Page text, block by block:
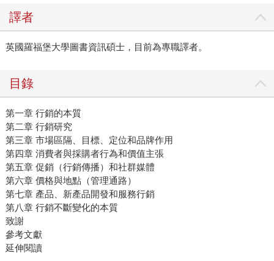
譯者
英國羅福堡大學圖書資訊碩士，目前為專職譯者。
目錄
第一章 行銷的本質
第二章 行銷研究
第三章 市場區隔、目標、定位和品牌作用
第四章 消費者與採購者行為和價值主張
第五章 促銷（行銷傳播）和社群媒體
第六章 價格與地點（管理通路）
第七章 產品、新產品開發和服務行銷
第八章 行銷不斷變化的本質
致謝
參考文獻
延伸閱讀